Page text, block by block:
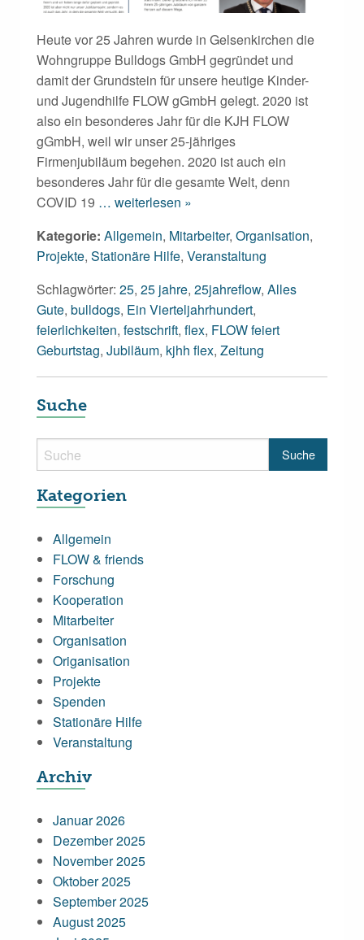
Heute vor 25 Jahren wurde in Gelsenkirchen die
Wohngruppe Bulldogs GmbH gegründet und
damit der Grundstein für unsere heutige Kinder-
und Jugendhilfe FLOW gGmbH gelegt. 2020 ist
also ein besonderes Jahr für die KJH FLOW
gGmbH, weil wir unser 25-jähriges
Firmenjubiläum begehen. 2020 ist auch ein
besonderes Jahr für die gesamte Welt, denn
COVID 19 … weiterlesen »
Kategorie: Allgemein, Mitarbeiter, Organisation,
Projekte, Stationäre Hilfe, Veranstaltung
Schlagwörter: 25, 25 jahre, 25jahreflow, Alles
Gute, bulldogs, Ein Vierteljahrhundert,
feierlichkeiten, festschrift, flex, FLOW feiert
Geburtstag, Jubiläum, kjhh flex, Zeitung
Suche
Kategorien
Allgemein
FLOW & friends
Forschung
Kooperation
Mitarbeiter
Organisation
Origanisation
Projekte
Spenden
Stationäre Hilfe
Veranstaltung
Archiv
Januar 2026
Dezember 2025
November 2025
Oktober 2025
September 2025
August 2025